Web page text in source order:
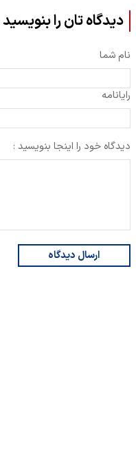
دیدگاه تان را بنویسید
نام شما
رایانامه
دیدگاه خود را اینجا بنویسید :
ارسال دیدگاه